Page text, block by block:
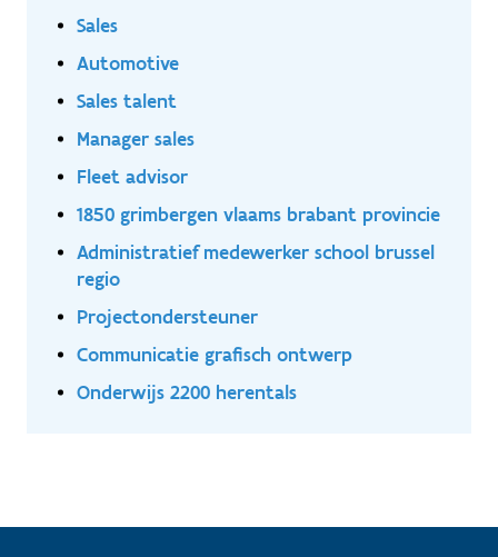
Sales
Automotive
Sales talent
Manager sales
Fleet advisor
1850 grimbergen vlaams brabant provincie
Administratief medewerker school brussel
regio
Projectondersteuner
Communicatie grafisch ontwerp
Onderwijs 2200 herentals